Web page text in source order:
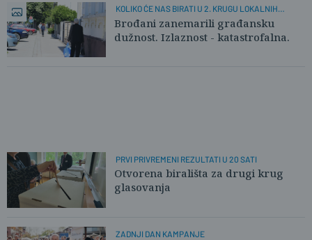
KOLIKO ĆE NAS BIRATI U 2. KRUGU LOKALNIH
IZBORA?
Brođani zanemarili građansku
dužnost. Izlaznost - katastrofalna.
PRVI PRIVREMENI REZULTATI U 20 SATI
Otvorena birališta za drugi krug
glasovanja
ZADNJI DAN KAMPANJE